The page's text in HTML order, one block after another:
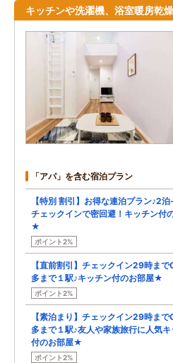
キッチンや洗濯機、浴室暖房乾
「アパ」を含む宿泊プラン
【特別 割引】お得な連泊プラン♪2
チェックインで密回避！キッチン付
★
ポイント2%
【直前割引】チェックイン29時まで
多まで１駅♪キッチン付のお部屋★
ポイント2%
【素泊まり】チェックイン29時まで
多まで１駅♪友人や家族旅行に人気
付のお部屋★
ポイント2%